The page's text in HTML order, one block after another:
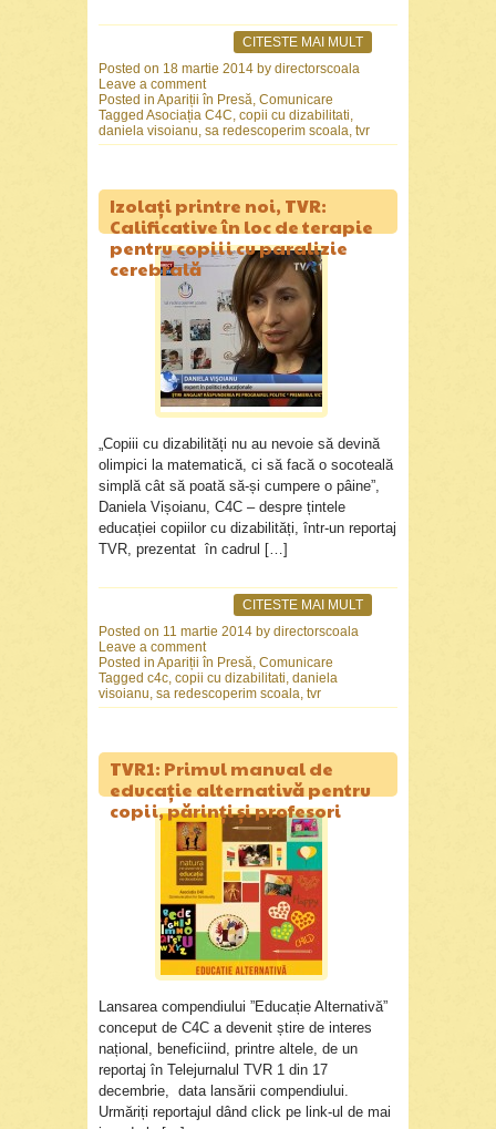
CITESTE MAI MULT
Posted on 18 martie 2014 by directorscoala
Leave a comment
Posted in Apariții în Presă, Comunicare
Tagged Asociația C4C, copii cu dizabilitati,
daniela visoianu, sa redescoperim scoala, tvr
Izolați printre noi, TVR:
Calificative în loc de terapie
pentru copiii cu paralizie
cerebrală
„Copiii cu dizabilități nu au nevoie să devină
olimpici la matematică, ci să facă o socoteală
simplă cât să poată să-și cumpere o pâine”,
Daniela Vișoianu, C4C – despre țintele
educației copiilor cu dizabilități, într-un reportaj
TVR, prezentat în cadrul […]
CITESTE MAI MULT
Posted on 11 martie 2014 by directorscoala
Leave a comment
Posted in Apariții în Presă, Comunicare
Tagged c4c, copii cu dizabilitati, daniela
visoianu, sa redescoperim scoala, tvr
TVR1: Primul manual de
educație alternativă pentru
copii, părinți și profesori
Lansarea compendiului ”Educație Alternativă”
conceput de C4C a devenit știre de interes
național, beneficiind, printre altele, de un
reportaj în Telejurnalul TVR 1 din 17
decembrie, data lansării compendiului.
Urmăriți reportajul dând click pe link-ul de mai